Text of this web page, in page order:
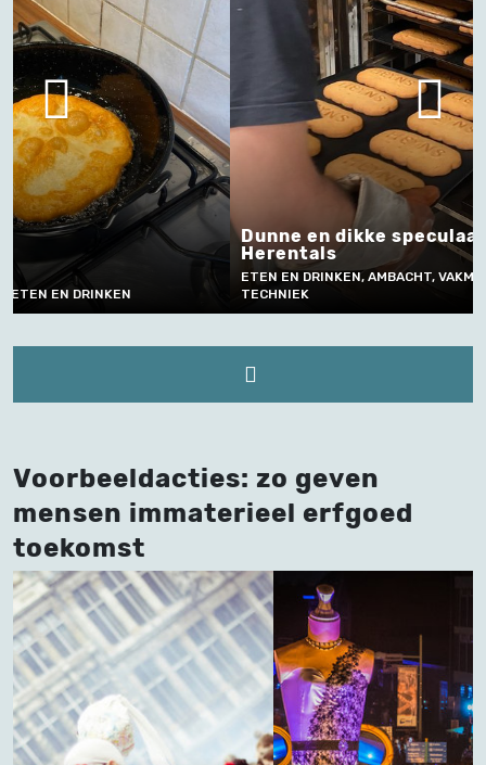
Dunne en dikke speculaas maken in
ETEN EN DRINKEN, AMBACHT, VAKMANSCHAP EN
TECHNIEK
NATUUR
Voorbeeldacties: zo geven
mensen immaterieel erfgoed
toekomst